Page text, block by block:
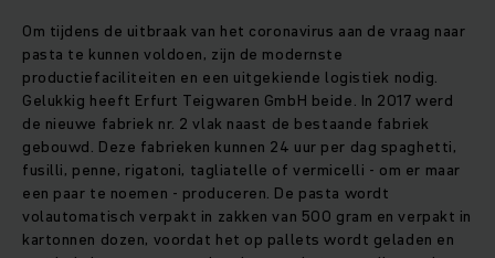
Om tijdens de uitbraak van het coronavirus aan de vraag naar
pasta te kunnen voldoen, zijn de modernste
productiefaciliteiten en een uitgekiende logistiek nodig.
Gelukkig heeft Erfurt Teigwaren GmbH beide. In 2017 werd
de nieuwe fabriek nr. 2 vlak naast de bestaande fabriek
gebouwd. Deze fabrieken kunnen 24 uur per dag spaghetti,
fusilli, penne, rigatoni, tagliatelle of vermicelli - om er maar
een paar te noemen - produceren. De pasta wordt
volautomatisch verpakt in zakken van 500 gram en verpakt in
kartonnen dozen, voordat het op pallets wordt geladen en